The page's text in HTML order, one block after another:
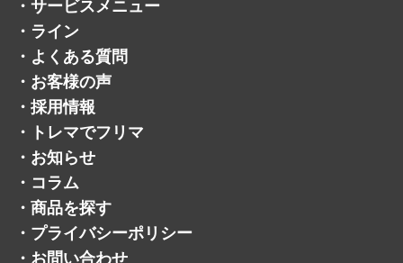
・ トレマでフリマ
・ お知らせ
・ コラム
・ 商品を探す
・ プライバシーポリシー
・ お問い合わせ
・ サイトマップ
・ 公式ジモティーアカウント
・ 公式メルカリショップ
・ 公式ヤフオクアカウント